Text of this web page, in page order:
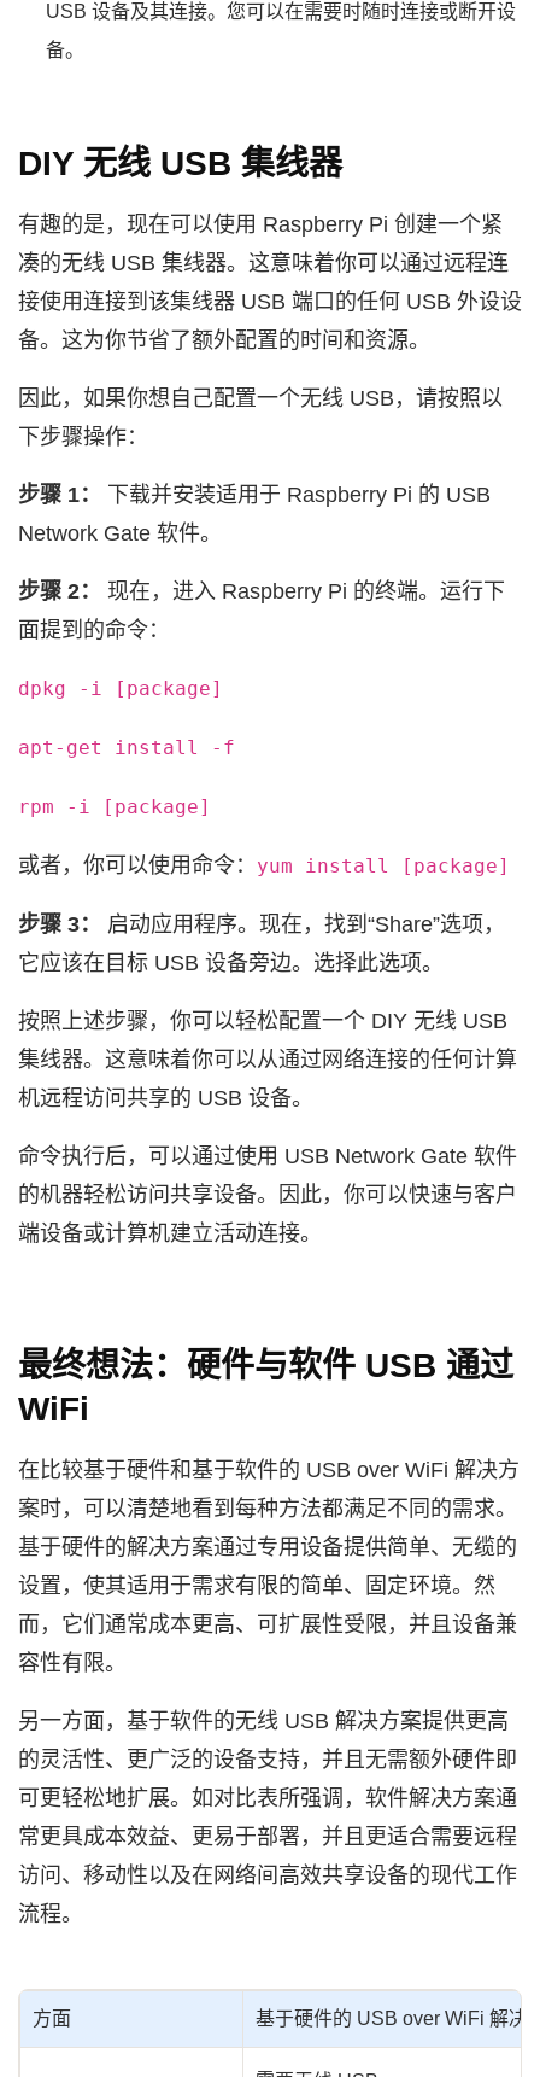
USB 设备及其连接。您可以在需要时随时连接或断开设
备。
DIY 无线 USB 集线器
有趣的是，现在可以使用 Raspberry Pi 创建一个紧
凑的无线 USB 集线器。这意味着你可以通过远程连
接使用连接到该集线器 USB 端口的任何 USB 外设设
备。这为你节省了额外配置的时间和资源。
因此，如果你想自己配置一个无线 USB，请按照以
下步骤操作：
步骤 1：
下载并安装适用于 Raspberry Pi 的 USB
Network Gate 软件。
步骤 2：
现在，进入 Raspberry Pi 的终端。运行下
面提到的命令：
dpkg -i [package]
apt-get install -f
rpm -i [package]
或者，你可以使用命令： yum install [package]
步骤 3：
启动应用程序。现在，找到“Share”选项，
它应该在目标 USB 设备旁边。选择此选项。
按照上述步骤，你可以轻松配置一个 DIY 无线 USB
集线器。这意味着你可以从通过网络连接的任何计算
机远程访问共享的 USB 设备。
命令执行后，可以通过使用 USB Network Gate 软件
的机器轻松访问共享设备。因此，你可以快速与客户
端设备或计算机建立活动连接。
最终想法：硬件与软件 USB 通过
WiFi
在比较基于硬件和基于软件的 USB over WiFi 解决方
案时，可以清楚地看到每种方法都满足不同的需求。
基于硬件的解决方案通过专用设备提供简单、无缆的
设置，使其适用于需求有限的简单、固定环境。然
而，它们通常成本更高、可扩展性受限，并且设备兼
容性有限。
另一方面，基于软件的无线 USB 解决方案提供更高
的灵活性、更广泛的设备支持，并且无需额外硬件即
可更轻松地扩展。如对比表所强调，软件解决方案通
常更具成本效益、更易于部署，并且更适合需要远程
访问、移动性以及在网络间高效共享设备的现代工作
流程。
方面 基于硬件的 USB over WiFi 解决